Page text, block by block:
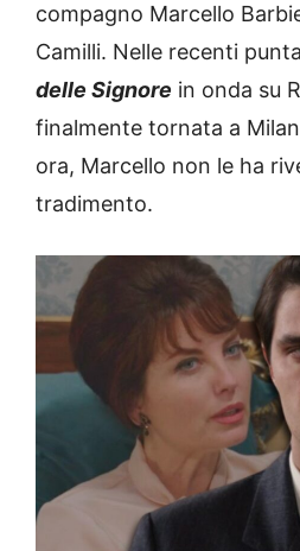
compagno Marcello
Camilli. Nelle recenti
delle Signore in onda su
finalmente tornata a
ora, Marcello non le ha
tradimento.